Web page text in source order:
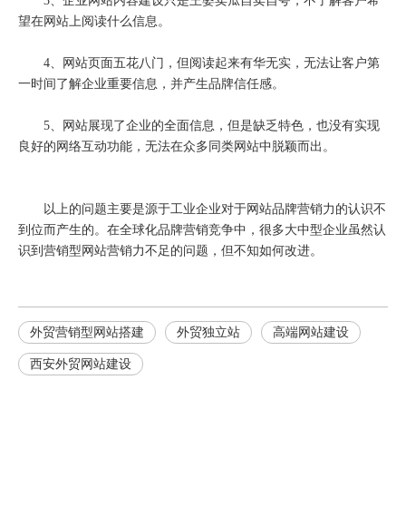
望在网站上阅读什么信息。
4、网站页面五花八门，但阅读起来有华无实，无法让客户第
一时间了解企业重要信息，并产生品牌信任感。
5、网站展现了企业的全面信息，但是缺乏特色，也没有实现
良好的网络互动功能，无法在众多同类网站中脱颖而出。
以上的问题主要是源于工业企业对于网站品牌营销力的认识不
到位而产生的。在全球化品牌营销竞争中，很多大中型企业虽然认
识到营销型网站营销力不足的问题，但不知如何改进。
外贸营销型网站搭建 外贸独立站 高端网站建设
西安外贸网站建设